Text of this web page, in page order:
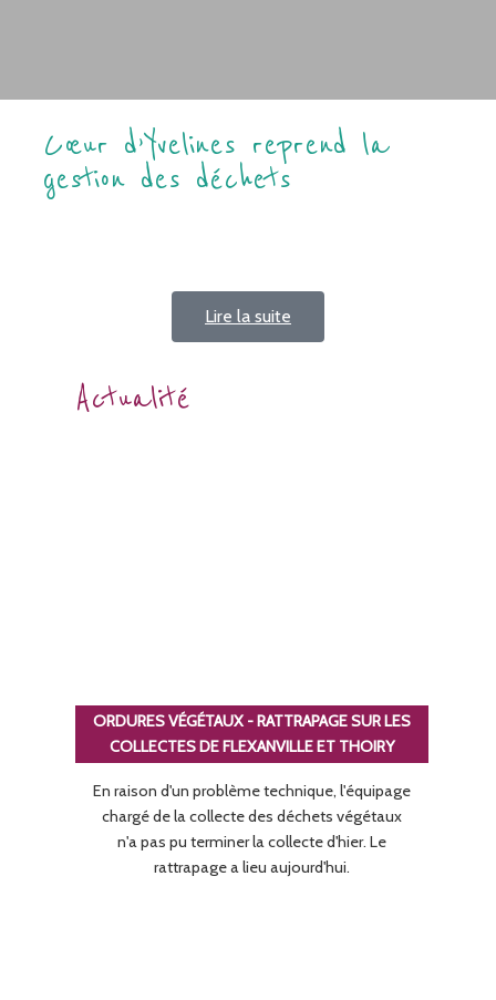
Cœur d’Yvelines reprend la
gestion des déchets
Lire la suite
Actualité
ORDURES VÉGÉTAUX - RATTRAPAGE SUR LES
COLLECTES DE FLEXANVILLE ET THOIRY
En raison d'un problème technique, l'équipage
chargé de la collecte des déchets végétaux
n'a pas pu terminer la collecte d'hier. Le
rattrapage a lieu aujourd'hui.